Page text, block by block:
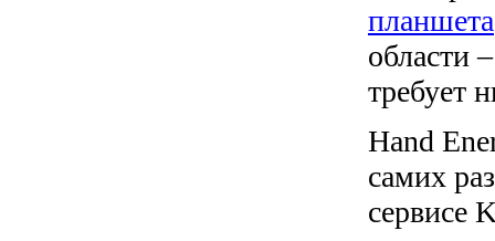
планшета
области
требует
Hand
самих
сервисе